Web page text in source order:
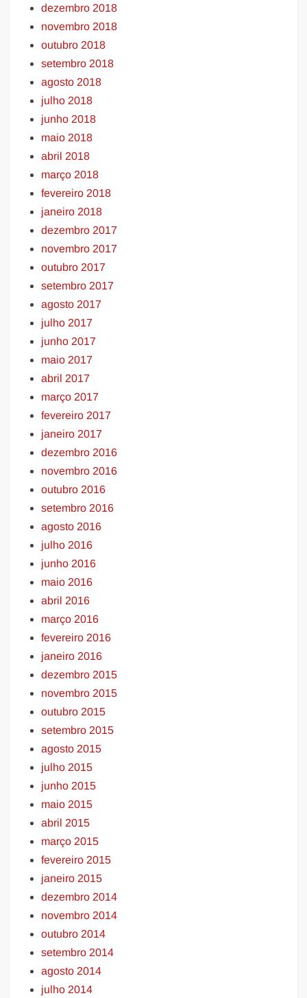
dezembro 2018
novembro 2018
outubro 2018
setembro 2018
agosto 2018
julho 2018
junho 2018
maio 2018
abril 2018
março 2018
fevereiro 2018
janeiro 2018
dezembro 2017
novembro 2017
outubro 2017
setembro 2017
agosto 2017
julho 2017
junho 2017
maio 2017
abril 2017
março 2017
fevereiro 2017
janeiro 2017
dezembro 2016
novembro 2016
outubro 2016
setembro 2016
agosto 2016
julho 2016
junho 2016
maio 2016
abril 2016
março 2016
fevereiro 2016
janeiro 2016
dezembro 2015
novembro 2015
outubro 2015
setembro 2015
agosto 2015
julho 2015
junho 2015
maio 2015
abril 2015
março 2015
fevereiro 2015
janeiro 2015
dezembro 2014
novembro 2014
outubro 2014
setembro 2014
agosto 2014
julho 2014